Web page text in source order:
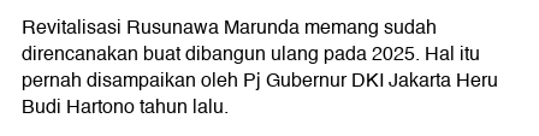
Revitalisasi Rusunawa Marunda memang sudah
direncanakan buat dibangun ulang pada 2025. Hal itu
pernah disampaikan oleh Pj Gubernur DKI Jakarta Heru
Budi Hartono tahun lalu.